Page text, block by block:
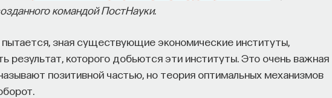
командой ПостНауки.
зная существующие экономические институты,
результат, которого добьются эти институты. Это очень важная
позитивной частью, но теория оптимальных механизмов
таинственный процесс в организме? Какую роль играет
Что происходит с нами, пока мы спим: какие циклы
задействованы? Что нужно сделать, чтобы за ночь наши
просыпались отдохнувшими.